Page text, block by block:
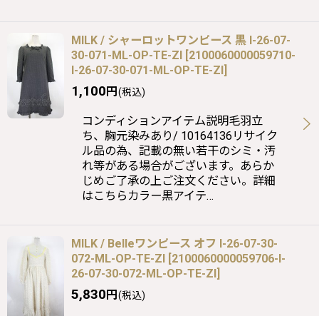
MILK / シャーロットワンピース 黒 I-26-07-
30-071-ML-OP-TE-ZI [2100060000059710-
I-26-07-30-071-ML-OP-TE-ZI]
1,100円(税込)
コンディションアイテム説明毛羽立
ち、胸元染みあり/ 10164136リサイク
ル品の為、記載の無い若干のシミ・汚
れ等がある場合がございます。あらか
じめご了承の上ご注文ください。詳細
はこちらカラー黒アイテ…
MILK / Belleワンピース オフ I-26-07-30-
072-ML-OP-TE-ZI [2100060000059706-I-
26-07-30-072-ML-OP-TE-ZI]
5,830円(税込)